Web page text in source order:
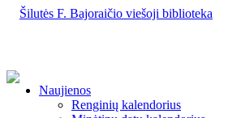
Naujienos
Renginių kalendorius